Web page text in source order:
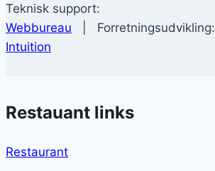
Teknisk support:
Webbureau | Forretningsudvikling:
Intuition
Restauant links
Restaurant